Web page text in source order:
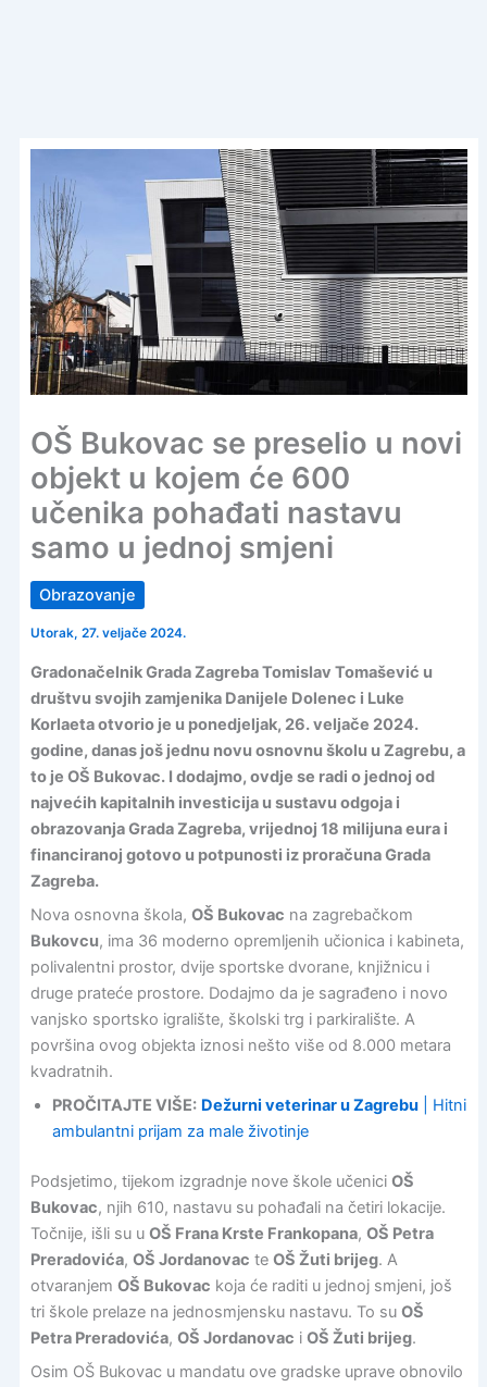
OŠ Bukovac se preselio u novi
objekt u kojem će 600
učenika pohađati nastavu
samo u jednoj smjeni
Obrazovanje
Utorak, 27. veljače 2024.
Gradonačelnik Grada Zagreba Tomislav Tomašević u
društvu svojih zamjenika Danijele Dolenec i Luke
Korlaeta otvorio je u ponedjeljak, 26. veljače 2024.
godine, danas još jednu novu osnovnu školu u Zagrebu, a
to je OŠ Bukovac. I dodajmo, ovdje se radi o jednoj od
najvećih kapitalnih investicija u sustavu odgoja i
obrazovanja Grada Zagreba, vrijednoj 18 milijuna eura i
financiranoj gotovo u potpunosti iz proračuna Grada
Zagreba.
Nova osnovna škola, OŠ Bukovac na zagrebačkom
Bukovcu, ima 36 moderno opremljenih učionica i kabineta,
polivalentni prostor, dvije sportske dvorane, knjižnicu i
druge prateće prostore. Dodajmo da je sagrađeno i novo
vanjsko sportsko igralište, školski trg i parkiralište. A
površina ovog objekta iznosi nešto više od 8.000 metara
kvadratnih.
PROČITAJTE VIŠE: Dežurni veterinar u Zagrebu| Hitni
ambulantni prijam za male životinje
Podsjetimo, tijekom izgradnje nove škole učenici OŠ
Bukovac, njih 610, nastavu su pohađali na četiri lokacije.
Točnije, išli su u OŠ Frana Krste Frankopana, OŠ Petra
Preradovića, OŠ Jordanovac te OŠ Žuti brijeg. A
otvaranjem OŠ Bukovac koja će raditi u jednoj smjeni, još
tri škole prelaze na jednosmjensku nastavu. To su OŠ
Petra Preradovića, OŠ Jordanovac i OŠ Žuti brijeg.
Osim OŠ Bukovac u mandatu ove gradske uprave obnovilo